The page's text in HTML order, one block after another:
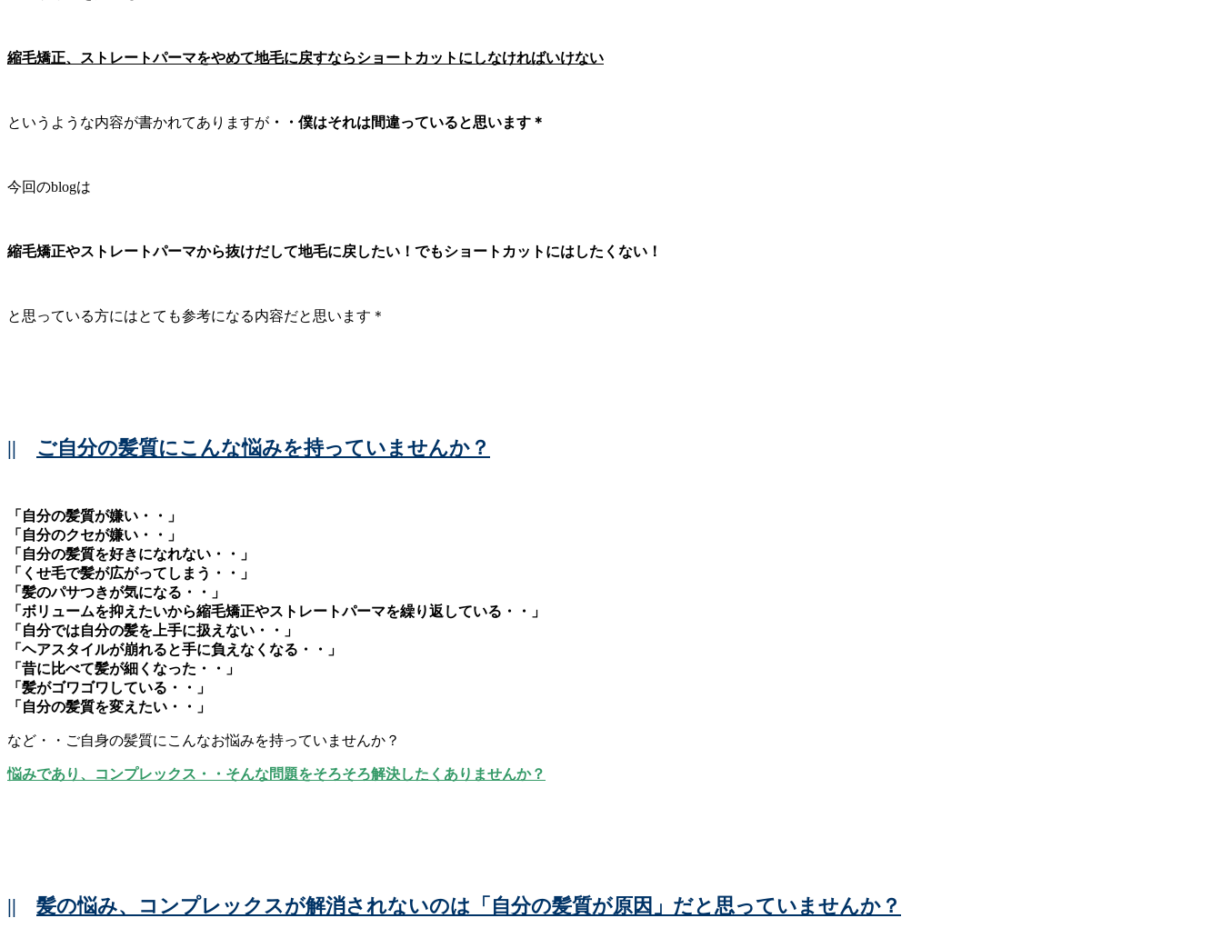
縮毛矯正、ストレートパーマをやめて地毛に戻すならショートカットにしなければいけない
というような内容が書かれてありますが ・・僕はそれは間違っていると思います＊
今回のblogは
縮毛矯正やストレートパーマから抜けだして地毛に戻したい！でもショートカットにはしたくない！
と思っている方にはとても参考になる内容だと思います＊
|| ご自分の髪質にこんな悩みを持っていませんか？
「自分の髪質が嫌い・・」
「自分のクセが嫌い・・」
「自分の髪質を好きになれない・・」
「くせ毛で髪が広がってしまう・・」
「髪のパサつきが気になる・・」
「ボリュームを抑えたいから縮毛矯正やストレートパーマを繰り返している・・」
「自分では自分の髪を上手に扱えない・・」
「ヘアスタイルが崩れると手に負えなくなる・・」
「昔に比べて髪が細くなった・・」
「髪がゴワゴワしている・・」
「自分の髪質を変えたい・・」
など・・ご自身の髪質にこんなお悩みを持っていませんか？
悩みであり、コンプレックス・・そんな問題をそろそろ解決したくありませんか？
|| 髪の悩み、コンプレックスが解消されないのは「自分の髪質が原因」だと思っていませんか？